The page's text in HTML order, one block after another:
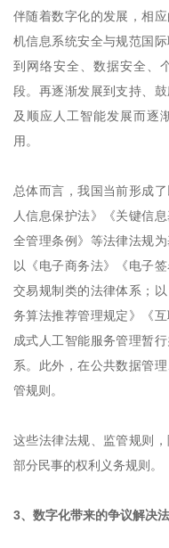
伴随着数字化的发展，相
机信息系统安全与规范国
到网络安全、数据安全、
段。再逐渐发展到支持、
及顺应人工智能发展而逐
用。
总体而言，我国当前形成
人信息保护法》《关键信
全管理条例》等法律法规
以《电子商务法》《电子
交易规制类的法律体系；
务算法推荐管理规定》《
成式人工智能服务管理暂
系。此外，在公共数据管
管规则。
这些法律法规、监管规则
部分民事的权利义务规则。
3、数字化带来的争议解决